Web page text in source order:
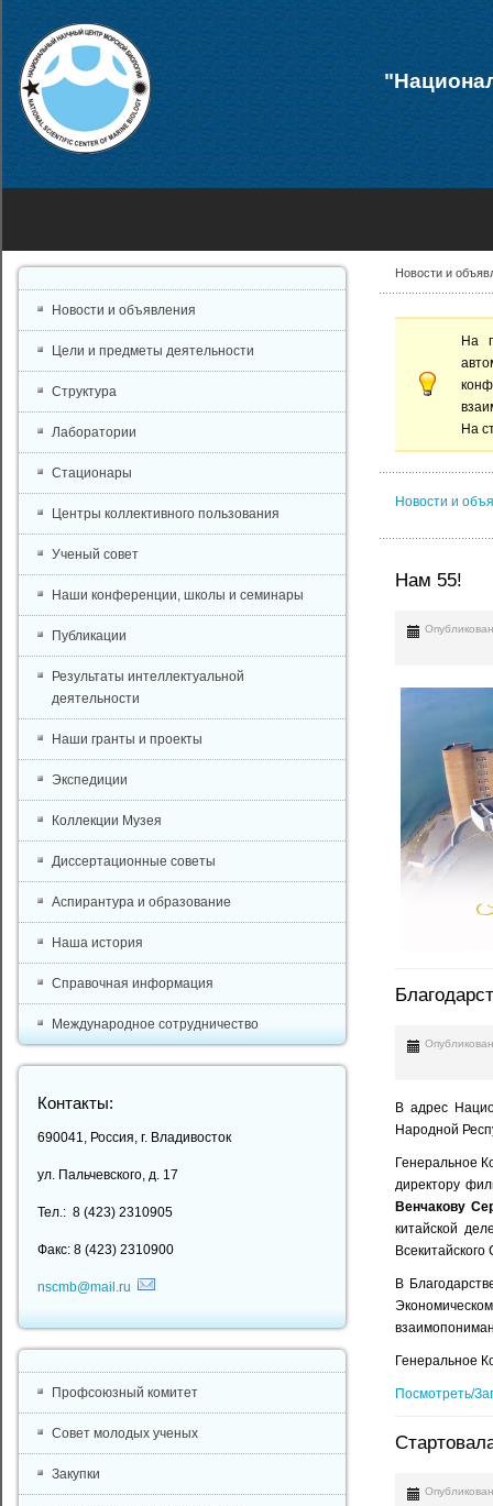
Новости и
На
На
Новости и
Нам 55!
В адрес
Народной
Генеральное
директору
Венчакову
китайской
В
Генеральное
Посмотреть/
Новости и объявления
Цели и предметы деятельности
Структура
Лаборатории
Стационары
Центры коллективного пользования
Ученый совет
Наши конференции, школы и семинары
Публикации
Результаты интеллектуальной
деятельности
Наши гранты и проекты
Экспедиции
Коллекции Музея
Диссертационные советы
Аспирантура и образование
Наша история
Справочная информация
Международное сотрудничество
Контакты:
690041, Россия, г. Владивосток
ул. Пальчевского, д. 17
Тел.: 8 (423) 2310905
Факс: 8 (423) 2310900
nscmb@mail.ru
Профсоюзный комитет
Совет молодых ученых
Закупки